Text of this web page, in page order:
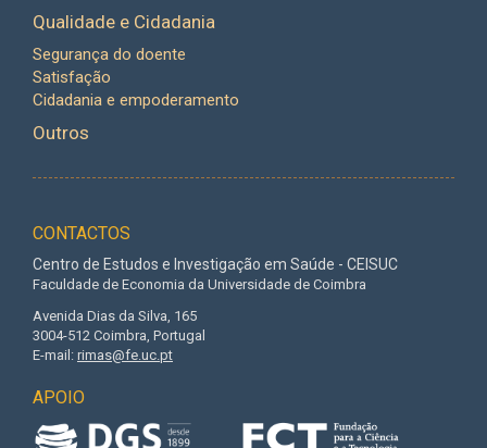
Qualidade e Cidadania
Segurança do doente
Satisfação
Cidadania e empoderamento
Outros
CONTACTOS
Centro de Estudos e Investigação em Saúde - CEISUC
Faculdade de Economia da Universidade de Coimbra
Avenida Dias da Silva, 165
3004-512 Coimbra, Portugal
E-mail: rimas@fe.uc.pt
APOIO